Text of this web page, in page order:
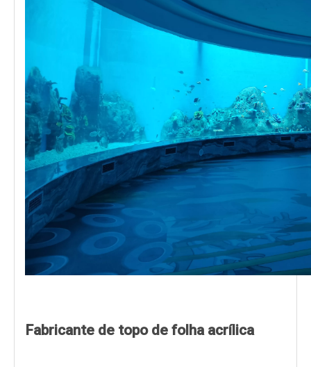
Fabricante de topo de folha acrílica